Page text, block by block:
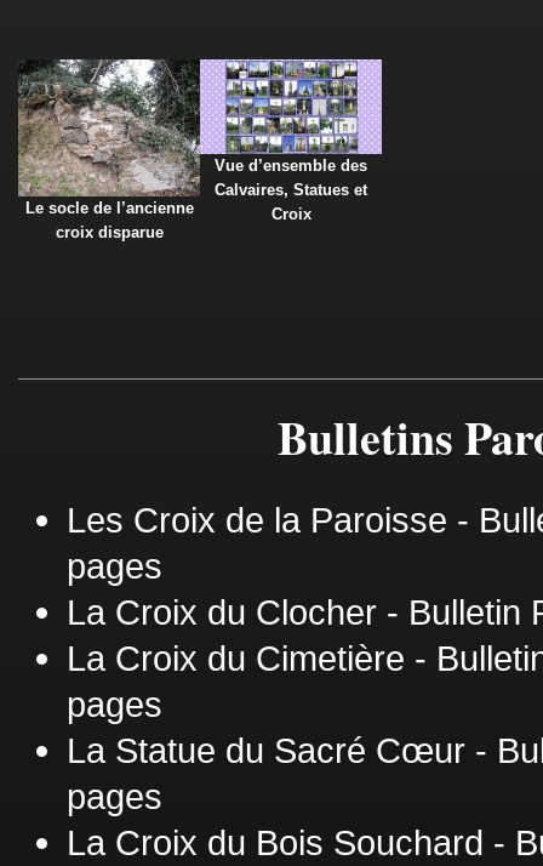
Le socle de l’ancienne
croix disparue
Vue d’ensemble des
Calvaires, Statues et
Croix
Bulletins
Les Croix de la Paroisse -
pages
La Croix du Clocher - Bulletin
La Croix du Cimetière -
pages
La Statue du Sacré Cœur -
pages
La Croix du Bois Souchard -